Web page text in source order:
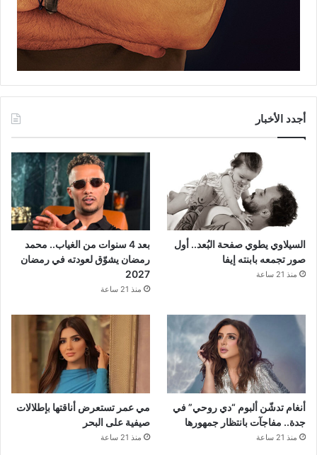
أجدد الأخبار
السيلاوي يطوي صفحة البُعد.. أول
صور تجمعه بابنته إيفا
منذ 21 ساعة
بعد 4 سنوات من الغياب.. محمد
رمضان يشوّق لعودته في رمضان
2027
منذ 21 ساعة
أنغام تدشّن ألبوم “دي روحي” في
جدة.. مفاجآت بانتظار جمهورها
منذ 21 ساعة
مي عمر تستعرض أناقتها بإطلالات
صيفية على البحر
منذ 21 ساعة